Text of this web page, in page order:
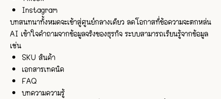
Instagram
บทสนทนาทั้งหมดจะเข้าสู่ศูนย์กลางเดียว ลดโอกาสที่ข้อความจะตกหล่น
AI เข้าใจคำถามจากข้อมูลจริงของธุรกิจ ระบบสามารถเรียนรู้จากข้อมูล
เช่น
SKU สินค้า
เอกสารเทคนิค
FAQ
บทความความรู้